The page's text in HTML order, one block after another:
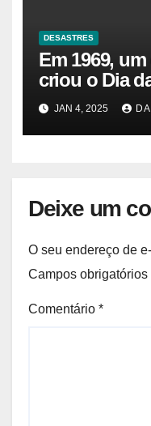
DESASTRES
Em 1969,
criou o Dia
gasoduto
JAN 4, 2025
Deixe um
O seu endereço de
Campos
Comentário *